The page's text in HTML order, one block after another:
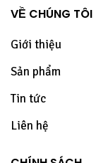
VỀ CHÚNG TÔI
Giới thiệu
Sản phẩm
Tin tức
Liên hệ